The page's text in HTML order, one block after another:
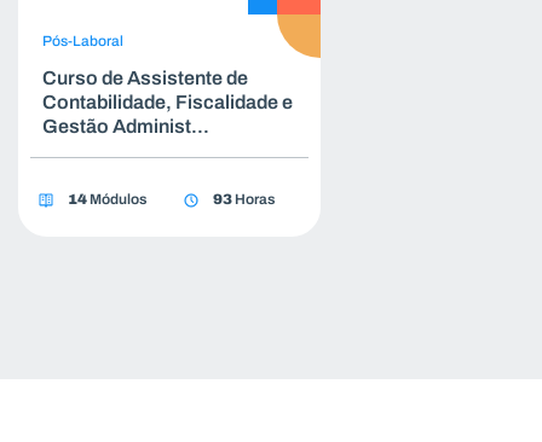
Pós-Laboral
Curso de Assistente de
Contabilidade, Fiscalidade e
Gestão Administ...
14 Módulos 93 Horas